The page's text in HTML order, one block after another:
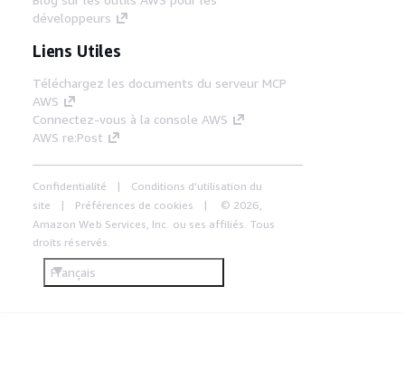
développeurs
Liens Utiles
Téléchargez les documents du serveur MCP
AWS
Connectez-vous à la console AWS
AWS re:Post
Confidentialité
Conditions d'utilisation du
site
Préférences de cookies
© 2026,
Amazon Web Services, Inc. ou ses affiliés. Tous
droits réservés.
Français